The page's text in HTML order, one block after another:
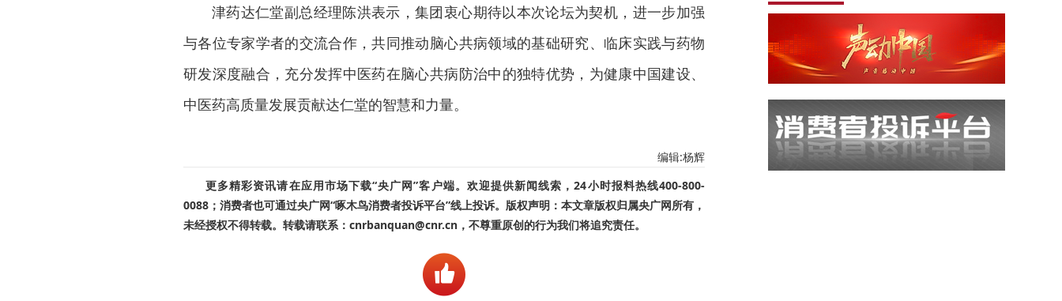
津药达仁堂副总经理陈洪表示，集团衷心期待以本次论坛为契机，进一步加强
与各位专家学者的交流合作，共同推动脑心共病领域的基础研究、临床实践与药物
研发深度融合，充分发挥中医药在脑心共病防治中的独特优势，为健康中国建设、
中医药高质量发展贡献达仁堂的智慧和力量。
编辑:杨辉
更多精彩资讯请在应用市场下载“央广网”客户端。欢迎提供新闻线索，24小时报料热线400-800-
0088；消费者也可通过央广网“啄木鸟消费者投诉平台”线上投诉。版权声明：本文章版权归属央广网所有，
未经授权不得转载。转载请联系：cnrbanquan@cnr.cn，不尊重原创的行为我们将追究责任。